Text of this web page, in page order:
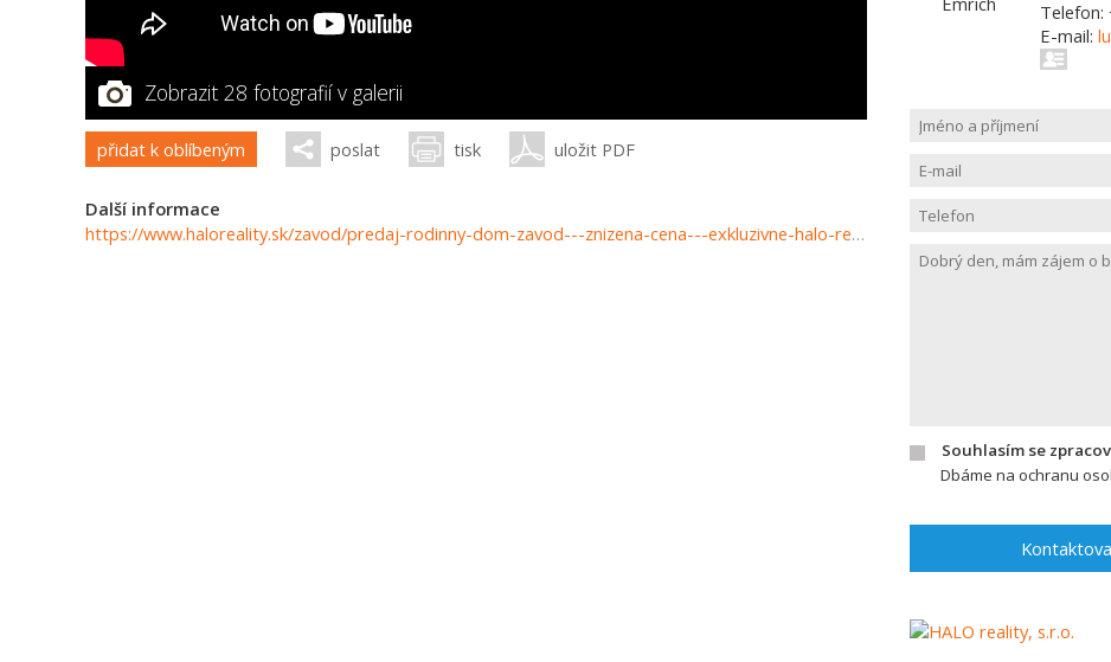
Zobrazit 28 fotografií v galerii
přidat k oblíbeným poslat tisk uložit PDF
Další informace
https://www.haloreality.sk/zavod/predaj-rodinny-dom-zavod---znizena-cena---exkluzivne-halo-reality/70429
Telefon:
E-mail:
Souhlasím se
Dbáme na ochranu